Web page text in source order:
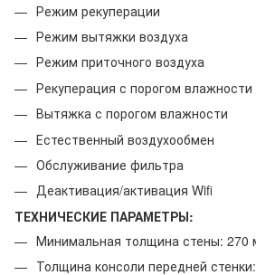
Режим рекуперации
Режим вытяжки воздуха
Режим приточного воздуха
Рекуперация с порогом влажности
Вытяжка с порогом влажности
Естественный воздухообмен
Обслуживание фильтра
Деактивация/активация Wifi
ТЕХНИЧЕСКИЕ ПАРАМЕТРЫ:
Минимальная толщина стены: 270
Толщина консоли передней